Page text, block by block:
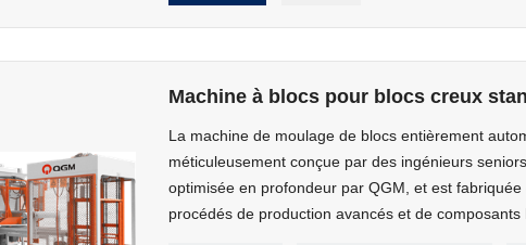
Machine à blocs pour blocs creux
La machine de moulage de blocs entièrement
méticuleusement conçue par des ingénieurs
optimisée en profondeur par QGM, et est
procédés de production avancés et de composants